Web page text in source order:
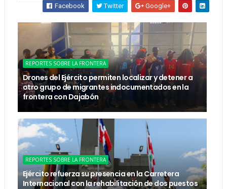
Facebook Twitter Google+
REPORTES SOBRE LA FRONTERA
Drones del Ejército permiten localizar y detener a
otro grupo de migrantes indocumentados en la
frontera con Dajabón
REPORTES SOBRE LA FRONTERA
Ejército refuerza su presencia en la Carretera
Internacional con la rehabilitación de dos puestos